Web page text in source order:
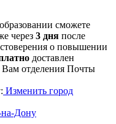
сможете
через 3 дня после
о повышении
доставлен
отделения Почты
Изменить город
на-Дону